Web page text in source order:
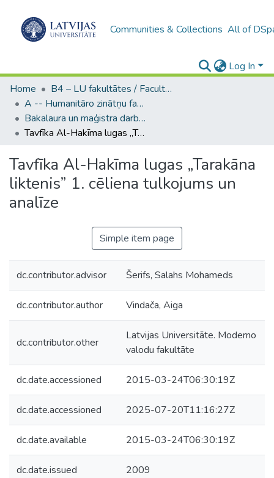
Communities & Collections All of
Log In
Home
B4 – LU fakultātes / Faculties of the UL
A -- Humanitāro zinātņu fakultāte / Faculty of Humanities
Bakalaura un maģistra darbi (HZF) / Bachelor's and Master's theses
Tavfīka Al-Hakīma lugas „Tarakāna liktenis” 1. cēliena tulkojums un analīze
Tavfīka Al-Hakīma lugas „Tarakāna
liktenis” 1. cēliena tulkojums un
analīze
Simple item page
dc.contributor.advisor Šerifs, Salahs Mohameds
dc.contributor.author Vindača, Aiga
dc.contributor.other
Latvijas Universitāte. Moderno
valodu fakultāte
dc.date.accessioned 2015-03-24T06:30:19Z
dc.date.accessioned 2025-07-20T11:16:27Z
dc.date.available 2015-03-24T06:30:19Z
dc.date.issued 2009